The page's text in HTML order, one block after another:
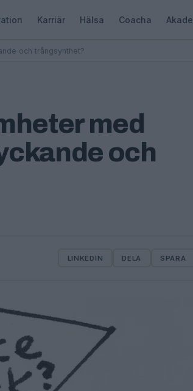
Karriär Hälsa Coacha
och trångsynthet?
med
och
LINKEDIN DELA SPARA